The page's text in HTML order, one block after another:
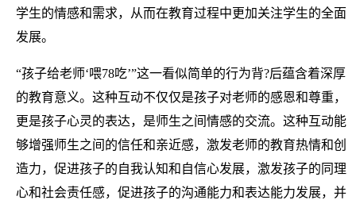
学生的情感和需求，从而在教育过程中更加关注学生的全面
发展。
“孩子给老师‘喂78吃’”这一看似简单的行为背?后蕴含着深厚
的教育意义。这种互动不仅仅是孩子对老师的感恩和尊重，
更是孩子心灵的表达，是师生之间情感的交流。这种互动能
够增强师生之间的信任和亲近感，激发老师的教育热情和创
造力，促进孩子的自我认知和自信心发展，激发孩子的同理
心和社会责任感，促进孩子的沟通能力和表达能力发展，并